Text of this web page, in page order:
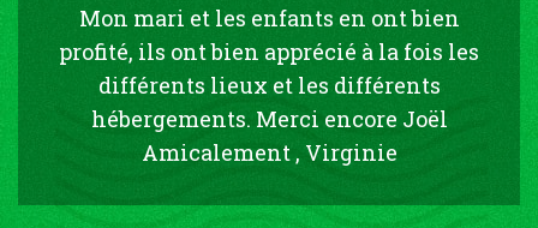
Mon mari et les enfants en ont bien
profité, ils ont bien apprécié à la fois les
différents lieux et les différents
hébergements. Merci encore Joël
Amicalement , Virginie